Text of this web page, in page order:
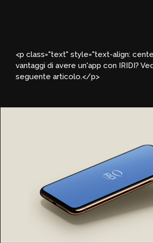
<p class="text" style="text-align:
vantaggi di avere un'app con IRIDI?
seguente articolo.</p>